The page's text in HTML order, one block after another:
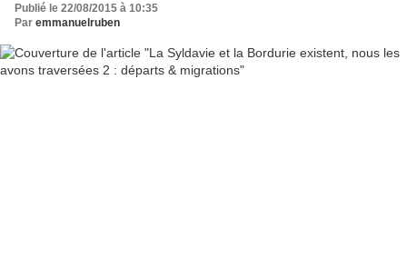
Publié le 22/08/2015 à 10:35
Par emmanuelruben